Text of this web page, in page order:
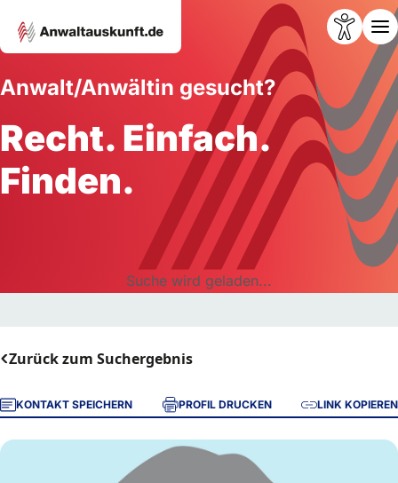
Anwalt/Anwältin gesucht?
Recht. Einfach.
Finden.
Suche wird geladen...
Zurück zum Suchergebnis
KONTAKT SPEICHERN PROFIL DRUCKEN LINK KOPIEREN